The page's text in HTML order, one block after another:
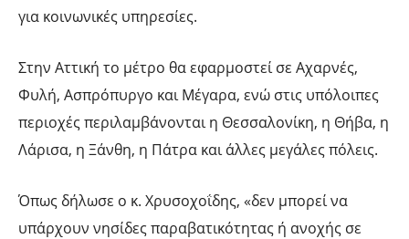
για κοινωνικές υπηρεσίες.
Στην Αττική το μέτρο θα εφαρμοστεί σε Αχαρνές,
Φυλή, Ασπρόπυργο και Μέγαρα, ενώ στις υπόλοιπες
περιοχές περιλαμβάνονται η Θεσσαλονίκη, η Θήβα, η
Λάρισα, η Ξάνθη, η Πάτρα και άλλες μεγάλες πόλεις.
Όπως δήλωσε ο κ. Χρυσοχοΐδης, «δεν μπορεί να
υπάρχουν νησίδες παραβατικότητας ή ανοχής σε